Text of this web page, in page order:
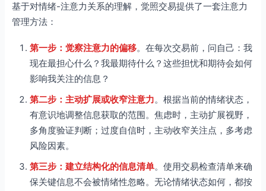
基于对情绪-注意力关系的理解，觉照交易提供了一套注意力
管理方法：
第一步：觉察注意力的偏移。在每次交易前，问自己：我
现在最担心什么？我最期待什么？这些担忧和期待会如何
影响我关注的信息？
第二步：主动扩展或收窄注意力。根据当前的情绪状态，
有意识地调整信息获取的范围。焦虑时，主动扩展视野，
多角度验证判断；过度自信时，主动收窄关注点，多考虑
风险因素。
第三步：建立结构化的信息清单。使用交易检查清单来确
保关键信息不会被情绪性忽略。无论情绪状态如何，都按